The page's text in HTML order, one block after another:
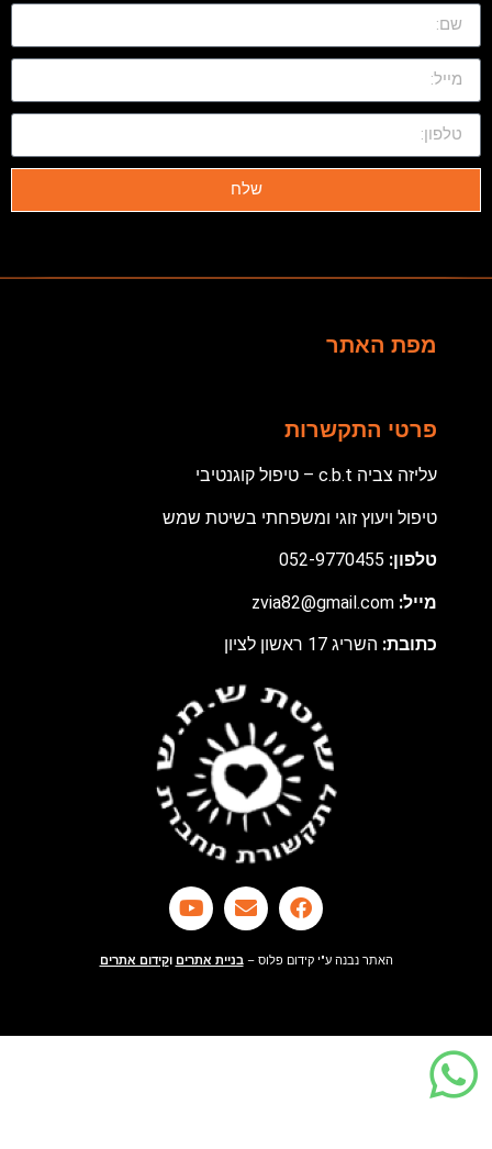
שלח
מפת האתר
פרטי התקשרות
עליזה צביה c.b.t – טיפול קוגנטיבי
טיפול ויעוץ זוגי ומשפחתי בשיטת שמש
טלפון:
מייל:
כתובת: השריג 17 ראשון לציון
האתר נבנה ע"י קידום פלוס –בניית אתרים וקידום אתרים